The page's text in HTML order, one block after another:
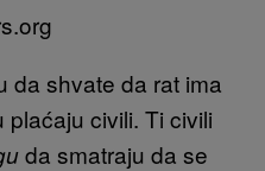
da shvate da rat ima
civili. Ti civili
da smatraju da se